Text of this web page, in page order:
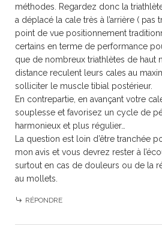
méthodes. Regardez donc la
a déplacé la cale très à l’arrière ( pas
point de vue positionnement
certains en terme de performance
que de nombreux triathlètes de haut
distance reculent leurs cales au
solliciter le muscle tibial postérieur.
En contrepartie, en avançant votre
souplesse et favorisez un cycle de
harmonieux et plus régulier…
La question est loin d’être tranchée
mon avis et vous devrez rester à
surtout en cas de douleurs ou de la
au mollets.
RÉPONDRE